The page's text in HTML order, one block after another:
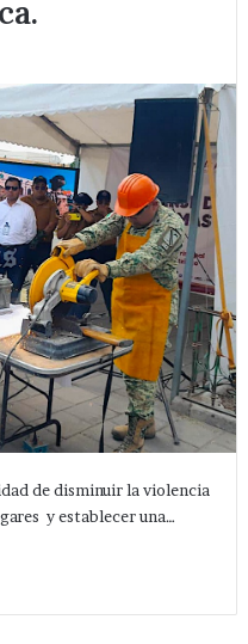
de disminuir la violencia
y establecer una…